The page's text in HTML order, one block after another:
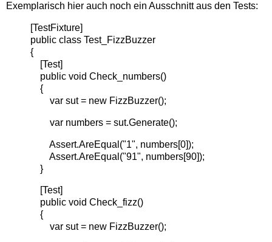
Exemplarisch hier auch noch ein Ausschnitt aus den Tests:
[TestFixture]
public class Test_FizzBuzzer
{
[Test]
public void Check_numbers()
{
var sut = new FizzBuzzer();
var numbers = sut.Generate();
Assert.AreEqual("1", numbers[0]);
Assert.AreEqual("91", numbers[90]);
}
[Test]
public void Check_fizz()
{
var sut = new FizzBuzzer();